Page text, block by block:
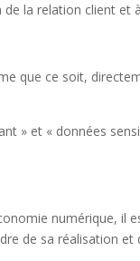
la relation client et
que ce soit,
» et « données
numérique, il
de sa réalisation et